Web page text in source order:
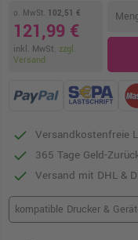
o. MwSt. 102,51 €
121,99 €
inkl. MwSt. zzgl.
Versand
Versandkostenfreie
365 Tage Geld-
Versand mit DHL &
kompatible Drucker &